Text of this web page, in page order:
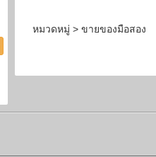
หมวดหมู่ > ขายของมือสอง